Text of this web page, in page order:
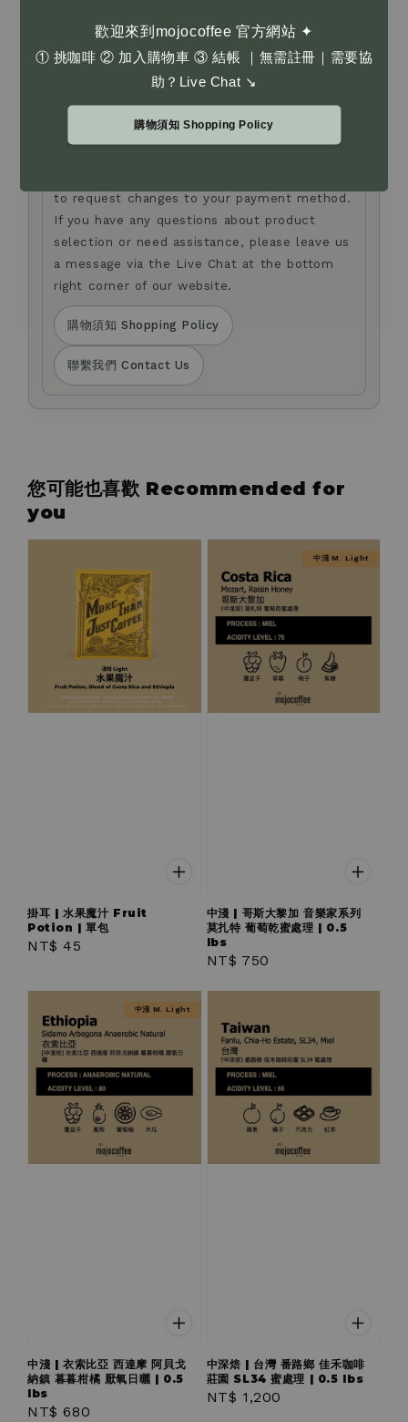
歡迎來到mojocoffee 官方網站 ✦
① 挑咖啡 ② 加入購物車 ③ 結帳 ｜無需註冊｜需要協
助？Live Chat ↘
購物須知 Shopping Policy
了解更多 Learn More
我們不會以電話或簡訊方式通知您變更付款方式。
如您對商品選購，或有任何疑問，歡迎透過官網右下角
to request changes to your payment method.
If you have any questions about product
selection or need assistance, please leave us
a message via the Live Chat at the bottom
right corner of our website.
購物須知 Shopping Policy
聯繫我們 Contact Us
您可能也喜歡 Recommended for
you
掛耳 | 水果魔汁 Fruit
Potion | 單包
Regular
NT$ 45
中淺 M. Light
中淺 | 哥斯大黎加 音樂家系列
莫扎特 葡萄乾蜜處理 | 0.5
lbs
Regular
NT$ 750
中淺 M. Light
中淺 | 衣索比亞 西達摩 阿貝戈
納鎮 暮暮柑橘 厭氧日曬 | 0.5
lbs
Regular
NT$ 680
中深焙 | 台灣 番路鄉 佳禾咖啡
莊園 SL34 蜜處理 | 0.5 lbs
Regular
NT$ 1,200